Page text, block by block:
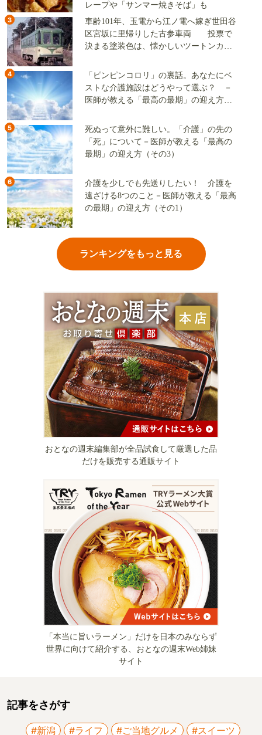
レープや「サンマー焼きそば」も
3
車齢101年、玉電から江ノ電へ嫁ぎ世田谷
区宮坂に里帰りした古参車両 投票で
決まる塗装色は、懐かしいツートンカラ
4
「ピンピンコロリ」の裏話。あなたにベ
ストな介護施設はどうやって選ぶ？ －
医師が教える「最高の最期」の迎え方
5
死ぬって意外に難しい。「介護」の先の
「死」について－医師が教える「最高の
最期」の迎え方（その3）
6
介護を少しでも先送りしたい！ 介護を
遠ざける8つのこと－医師が教える「最高
の最期」の迎え方（その1）
ランキングをもっと見る
おとなの週末編集部が全品試食して厳選した品
だけを販売する通販サイト
「本当に旨いラーメン」だけを日本のみならず
世界に向けて紹介する、おとなの週末Web姉妹
サイト
記事をさがす
#新潟 #ライフ #ご当地グルメ #スイーツ